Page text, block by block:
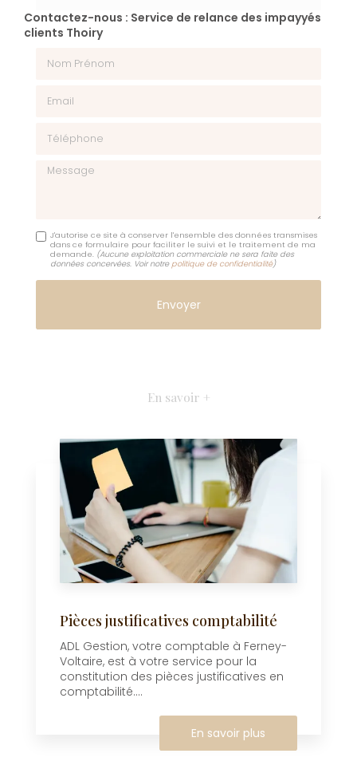
Contactez-nous : Service de relance des impayyés
clients Thoiry
Message
J'autorise ce site à conserver l'ensemble des données transmises
dans ce formulaire pour faciliter le suivi et le traitement de ma
demande. (Aucune exploitation commerciale ne sera faite des
données concervées. Voir notre politique de confidentialité)
En savoir +
Pièces justificatives comptabilité
ADL Gestion, votre comptable à Ferney-
Voltaire, est à votre service pour la
constitution des pièces justificatives en
comptabilité....
En savoir plus